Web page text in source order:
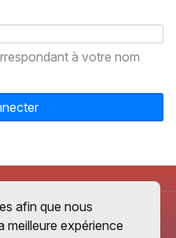
à votre nom
afin que nous
meilleure expérience